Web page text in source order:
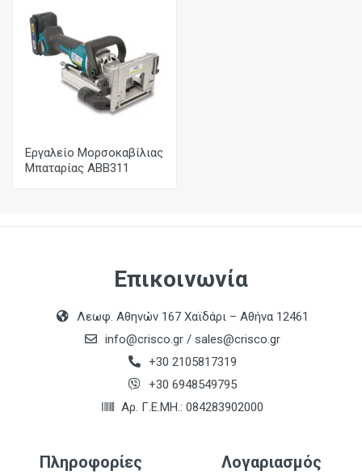
Εργαλείο Μορσοκαβίλιας
Μπαταρίας ABΒ311
Επικοινωνία
Λεωφ. Αθηνών 167 Χαϊδάρι – Αθήνα 12461
info@crisco.gr / sales@crisco.gr
+30 2105817319
+30 6948549795
Αρ. Γ.Ε.ΜΗ.: 084283902000
Πληροφορίες Λογαριασμός